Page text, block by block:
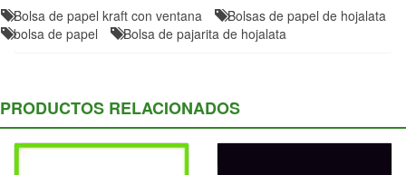
Bolsa de papel kraft con ventana
Bolsas de papel de hojalata
bolsa de papel
Bolsa de pajarita de hojalata
PRODUCTOS RELACIONADOS